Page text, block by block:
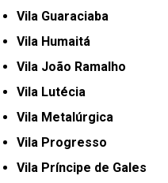
Vila Guaraciaba
Vila Humaitá
Vila João Ramalho
Vila Lutécia
Vila Metalúrgica
Vila Progresso
Vila Príncipe de Gales